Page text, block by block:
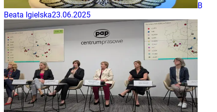
B
Beata Igielska23.06.2025